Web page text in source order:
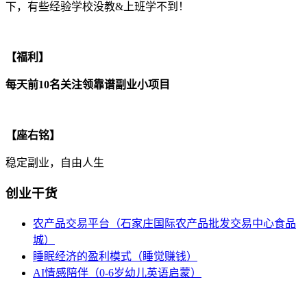
下，有些经验学校没教&上班学不到！
【福利】
每天前10名关注领靠谱副业小项目
【座右铭】
稳定副业，自由人生
创业干货
农产品交易平台（石家庄国际农产品批发交易中心食品
城）
睡眠经济的盈利模式（睡觉赚钱）
AI情感陪伴（0-6岁幼儿英语启蒙）